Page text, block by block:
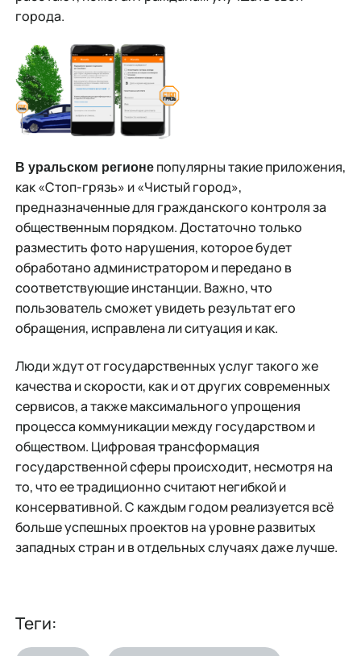
города.
В уральском регионепопулярны такие приложения,
как «Стоп-грязь» и «Чистый город»,
предназначенные для гражданского контроля за
общественным порядком. Достаточно только
разместить фото нарушения, которое будет
обработано администратором и передано в
соответствующие инстанции. Важно, что
пользователь сможет увидеть результат его
обращения, исправлена ли ситуация и как.
Люди ждут от государственных услуг такого же
качества и скорости, как и от других современных
сервисов, а также максимального упрощения
процесса коммуникации между государством и
обществом. Цифровая трансформация
государственной сферы происходит, несмотря на
то, что ее традиционно считают негибкой и
консервативной. С каждым годом реализуется всё
больше успешных проектов на уровне развитых
западных стран и в отдельных случаях даже лучше.
Теги: